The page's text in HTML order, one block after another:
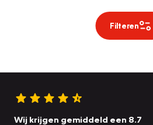
Filteren
Wij krijgen gemiddeld een 8.7